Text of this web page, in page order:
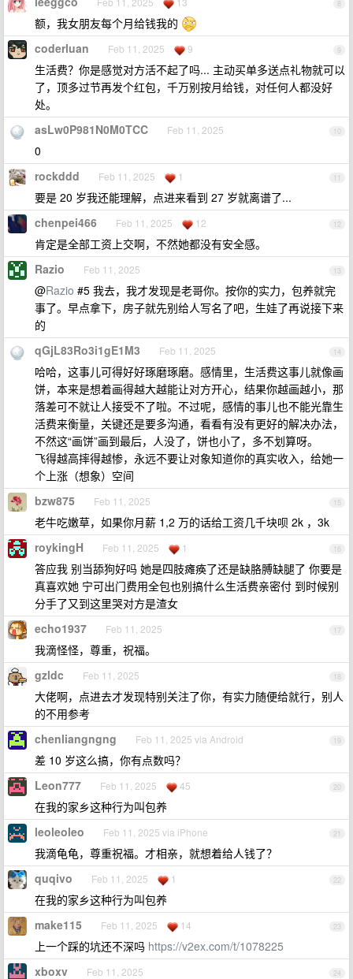
8
额，我女朋友每个月给钱我的
9
coderluan Feb 11, 2025 9
生活费？你是感觉对方活不起了吗... 主动买单多送点礼物就可以
了，顶多过节再发个红包，千万别按月给钱，对任何人都没好
处。
10
asLw0P981N0M0TCC Feb 11, 2025
0
11
rockddd Feb 11, 2025 1
要是 20 岁我还能理解，点进来看到 27 岁就离谱了...
12
chenpei466 Feb 11, 2025 12
肯定是全部工资上交啊，不然她都没有安全感。
13
Razio Feb 11, 2025
@Razio #5 我去，我才发现是老哥你。按你的实力，包养就完
事了。早点拿下，房子就先别给人写名了吧，生娃了再说接下来
的
14
qGjL83Ro3i1gE1M3 Feb 11, 2025
哈哈，这事儿可得好好琢磨琢磨。感情里，生活费这事儿就像画
饼，本来是想着画得越大越能让对方开心，结果你越画越小，那
落差可不就让人接受不了啦。不过呢，感情的事儿也不能光靠生
活费来衡量，关键还是要多沟通，看看有没有更好的解决办法，
不然这“画饼”画到最后，人没了，饼也小了，多不划算呀。
飞得越高摔得越惨，永远不要让对象知道你的真实收入，给她一
个上涨（想象）空间
15
bzw875 Feb 11, 2025
老牛吃嫩草，如果你月薪 1,2 万的话给工资几千块呗 2k ，3k
16
roykingH Feb 11, 2025 1
答应我 别当舔狗好吗 她是四肢瘫痪了还是缺胳膊缺腿了 你要是
真喜欢她 宁可出门费用全包也别搞什么生活费亲密付 到时候别
分手了又到这里哭对方是渣女
17
echo1937 Feb 11, 2025
我滴怪怪，尊重，祝福。
18
gzldc Feb 11, 2025
大佬啊，点进去才发现特别关注了你，有实力随便给就行，别人
的不用参考
19
chenliangngng Feb 11, 2025 via Android
差 10 岁这么搞，你有点数吗？
20
Leon777 Feb 11, 2025 45
在我的家乡这种行为叫包养
21
leoleoleo Feb 11, 2025 via iPhone
我滴龟龟，尊重祝福。才相亲，就想着给人钱了？
22
quqivo Feb 11, 2025 1
在我的家乡这种行为叫包养
23
make115 Feb 11, 2025 14
上一个踩的坑还不深吗 https://v2ex.com/t/1078225
24
xboxv Feb 11, 2025